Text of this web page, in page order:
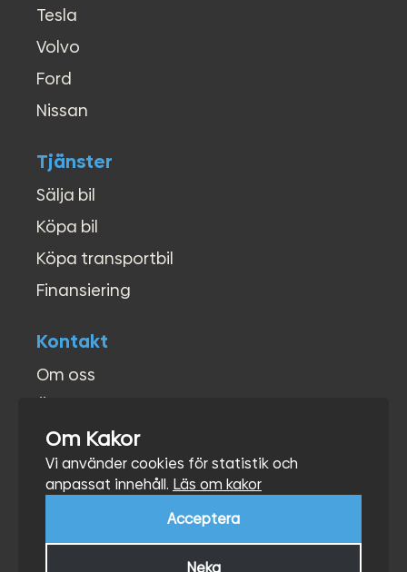
Tesla
Volvo
Ford
Nissan
Tjänster
Sälja bil
Köpa bil
Köpa transportbil
Finansiering
Kontakt
Om oss
Kontakt
Hitta hit
Om Kakor
Vi använder cookies för statistik och
anpassat innehåll. Läs om kakor
Acceptera